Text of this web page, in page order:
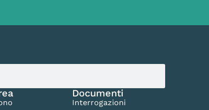
Documenti
Interrogazioni